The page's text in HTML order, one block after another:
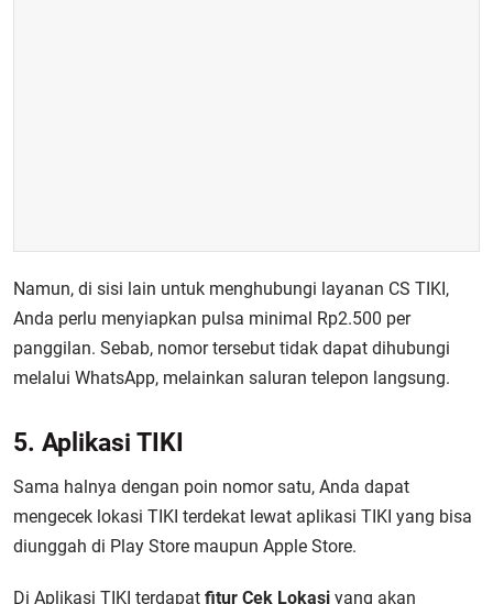
Namun, di sisi lain untuk menghubungi layanan CS TIKI,
Anda perlu menyiapkan pulsa minimal Rp2.500 per
panggilan. Sebab, nomor tersebut tidak dapat dihubungi
melalui WhatsApp, melainkan saluran telepon langsung.
5. Aplikasi TIKI
Sama halnya dengan poin nomor satu, Anda dapat
mengecek lokasi TIKI terdekat lewat aplikasi TIKI yang bisa
diunggah di Play Store maupun Apple Store.
Di Aplikasi TIKI terdapat fitur Cek Lokasi yang akan